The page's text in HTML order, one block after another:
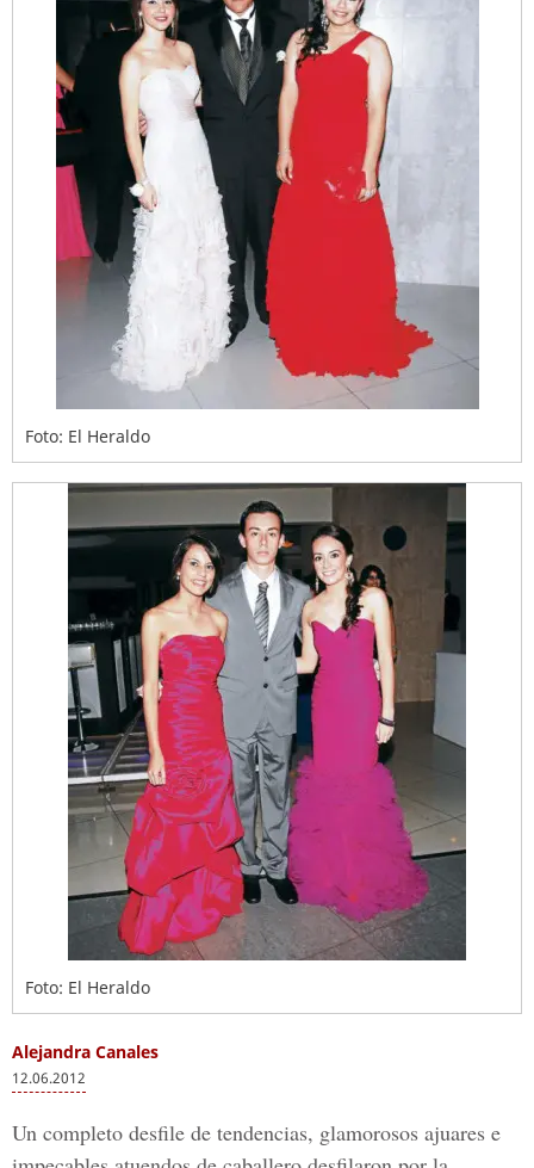
Foto: El Heraldo
Foto: El Heraldo
Alejandra Canales
12.06.2012
Un completo desfile de tendencias, glamorosos ajuares e